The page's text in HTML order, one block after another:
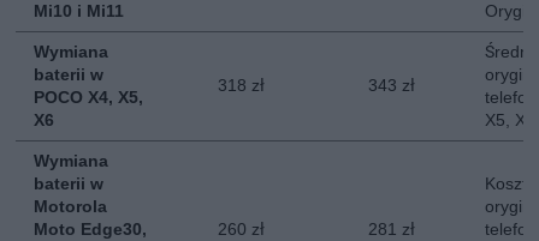
Mi10 i Mi11
Wymiana
baterii w
POCO X4, X5,
X6
318 zł 343 zł
Średni
X5, X6
Wymiana
baterii w
Motorola
Moto Edge30,
260 zł 281 zł
Koszt